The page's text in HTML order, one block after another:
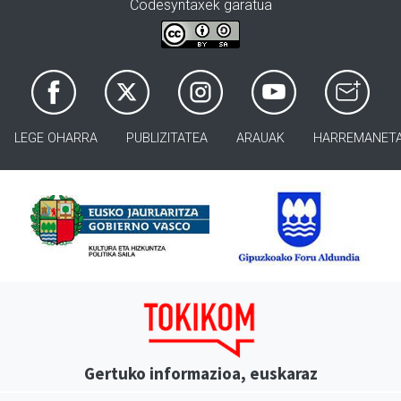
Codesyntaxek garatua
LEGE OHARRA PUBLIZITATEA ARAUAK
Gertuko informazioa, euskaraz